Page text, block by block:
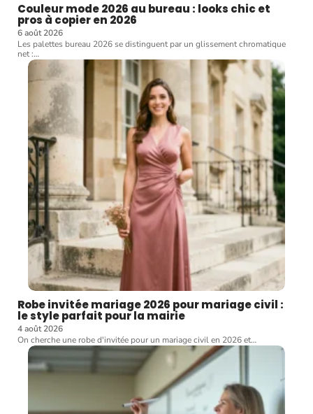
Couleur mode 2026 au bureau : looks chic et
pros à copier en 2026
6 août 2026
Les palettes bureau 2026 se distinguent par un glissement chromatique
net :…
Robe invitée mariage 2026 pour mariage civil :
le style parfait pour la mairie
4 août 2026
On cherche une robe d'invitée pour un mariage civil en 2026 et…